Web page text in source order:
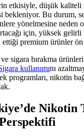
etkisiyle, düşük kaliteli
bekleniyor. Bu durum,
yönelmesine neden
için, yüksek
ettiği premium ürünler
sigara bırakma
kullanımını
programları, nikotin